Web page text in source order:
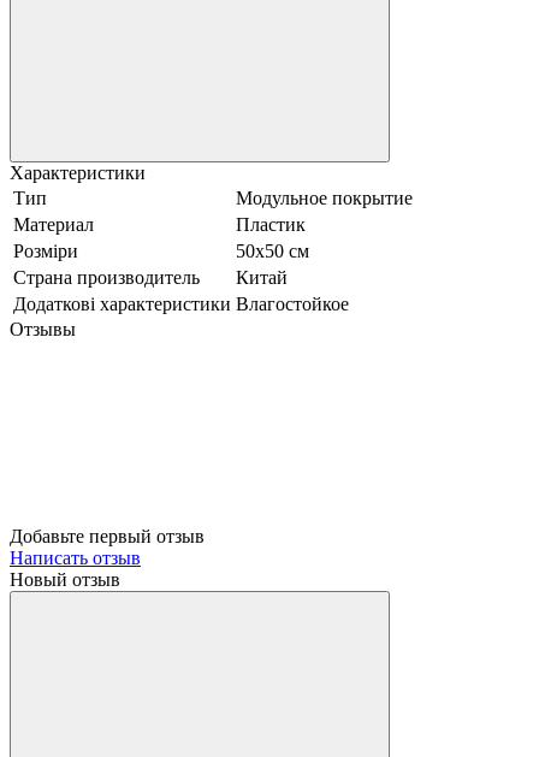
Характеристики
Тип
Модульное покрытие
Материал
Пластик
Розміри
50х50 см
Страна производитель
Китай
Додаткові характеристики Влагостойкое
Отзывы
Добавьте первый отзыв
Написать отзыв
Новый отзыв